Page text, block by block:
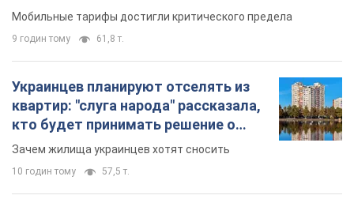
Мобильные тарифы достигли критического предела
9 годин тому 61,8 т.
Украинцев планируют отселять из
квартир: "слуга народа" рассказала,
кто будет принимать решение о
сносе домов
Зачем жилища украинцев хотят сносить
10 годин тому 57,5 т.